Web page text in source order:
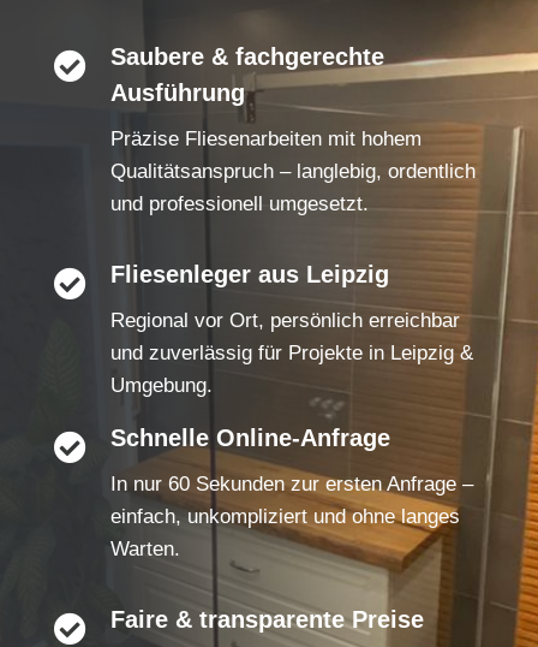

Saubere & fachgerechte
Ausführung
Präzise Fliesenarbeiten mit hohem
Qualitätsanspruch – langlebig, ordentlich
und professionell umgesetzt.
 Fliesenleger aus Leipzig
Regional vor Ort, persönlich erreichbar
und zuverlässig für Projekte in Leipzig &
Umgebung.
 Schnelle Online-Anfrage
In nur 60 Sekunden zur ersten Anfrage –
einfach, unkompliziert und ohne langes
Warten.
 Faire & transparente Preise